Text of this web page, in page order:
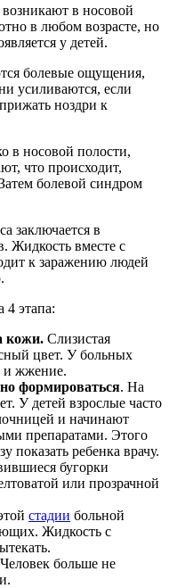
в носовой
в любом возрасте, но
у детей.
болевые ощущения,
усиливаются, если
ноздри к
в носовой полости,
что происходит,
болевой синдром
заключается в
Жидкость вместе с
к заражению людей
4 этапа:
кожи. Слизистая
цвет. У больных
и жжение.
формироваться. На
У детей взрослые часто
и начинают
препаратами. Этого
показать ребенка врачу.
бугорки
или прозрачной
стадии больной
Жидкость с
больше не